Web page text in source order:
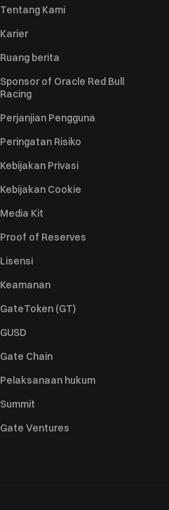
Tentang Kami
Karier
Ruang berita
Sponsor of Oracle Red Bull
Racing
Perjanjian Pengguna
Peringatan Risiko
Kebijakan Privasi
Kebijakan Cookie
Media Kit
Proof of Reserves
Lisensi
Keamanan
GateToken (GT)
GUSD
Gate Chain
Pelaksanaan hukum
Summit
Gate Ventures